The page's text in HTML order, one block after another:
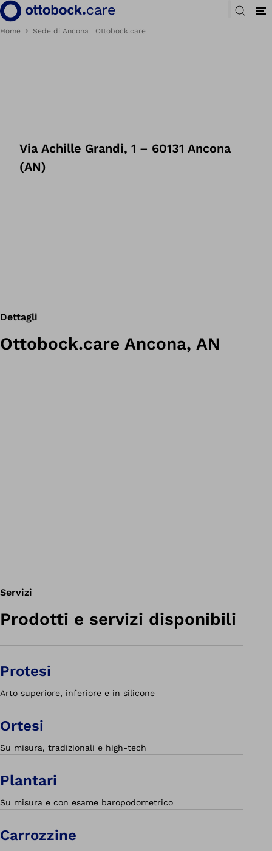
Home Sede di Ancona | Ottobock.care
Dettagli
Ottobock.care Ancona, AN
Servizi
Prodotti e servizi disponibili
Protesi
Arto superiore, inferiore e in silicone
Ortesi
Su misura, tradizionali e high-tech
Plantari
Su misura e con esame baropodometrico
Carrozzine